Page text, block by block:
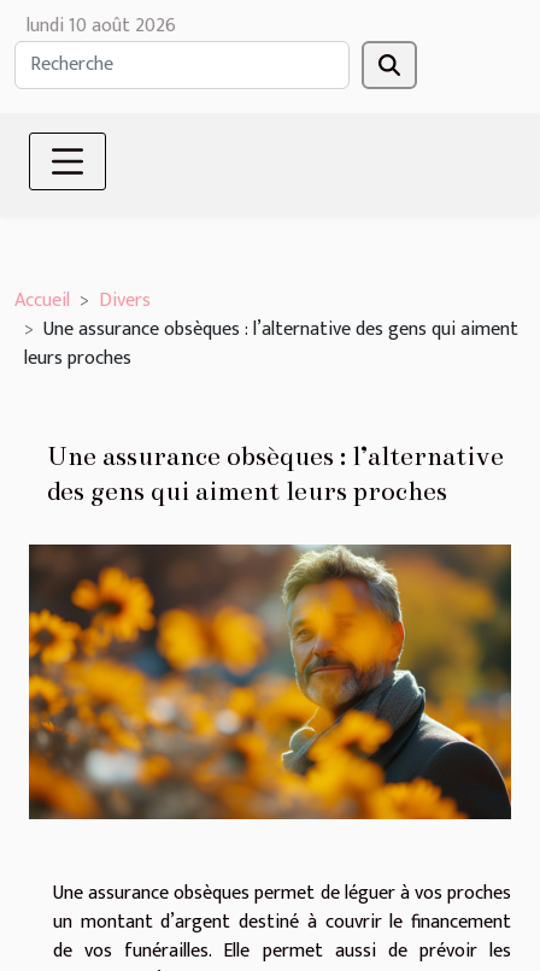
lundi 10 août 2026
Accueil
Divers
Une assurance obsèques : l’alternative des gens qui aiment
leurs proches
Une assurance obsèques : l’alternative
des gens qui aiment leurs proches
Une assurance obsèques permet de léguer à vos proches
un montant d’argent destiné à couvrir le financement
de vos funérailles. Elle permet aussi de prévoir les